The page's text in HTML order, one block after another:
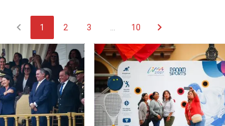
chevron_left 1 2 3 10 chevron_right